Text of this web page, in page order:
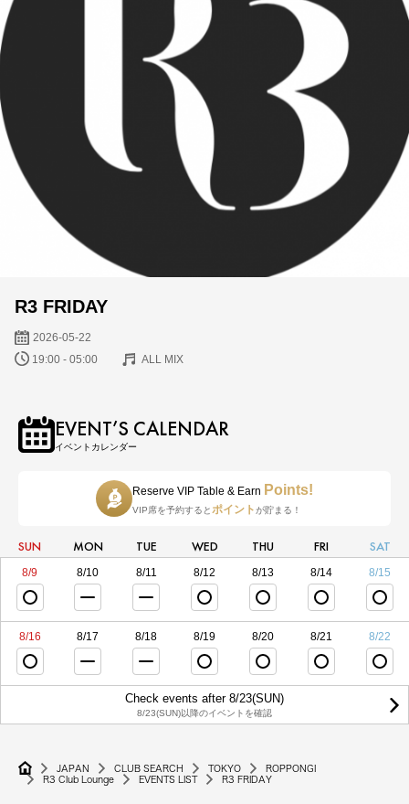
R3 FRIDAY
2026-05-22
19:00 - 05:00 ALL MIX
EVENT’S CALENDAR
イベントカレンダー
Reserve VIP Table & Earn Points!
VIP席を予約すると ポイント が貯まる！
SUN MON TUE WED THU FRI SAT
8/9 8/10 8/11 8/12 8/13 8/14 8/15
8/16 8/17 8/18 8/19 8/20 8/21 8/22
Check events after 8/23(SUN)
8/23(SUN)以降のイベントを確認
JAPAN CLUB SEARCH TOKYO
ROPPONGI
R3 Club Lounge
EVENTS LIST R3 FRIDAY